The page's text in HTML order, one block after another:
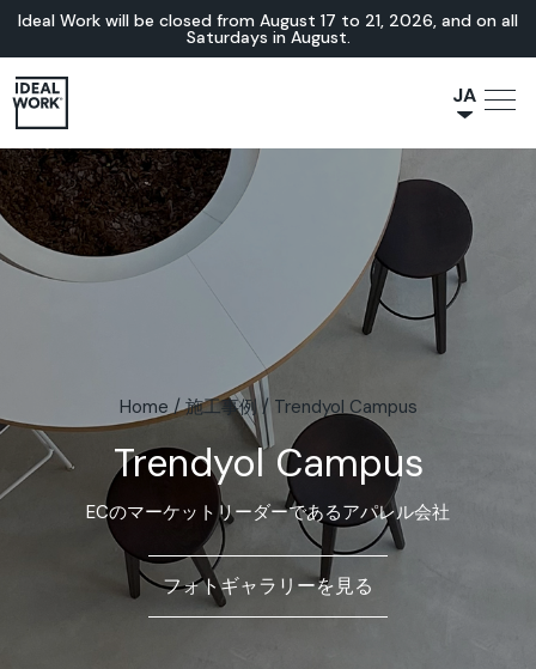
Ideal Work will be closed from August 17 to 21, 2026, and on all
Saturdays in August.
JA
FR
ES
EN
Home /施工事例/Trendyol Campus
Trendyol Campus
ECのマーケットリーダーであるアパレル会社
フォトギャラリーを見る